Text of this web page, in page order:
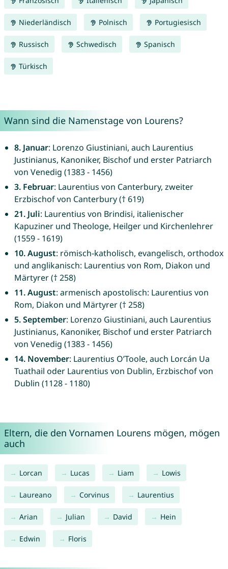
Niederländisch Polnisch Portugiesisch
Russisch Schwedisch Spanisch
Türkisch
Wann sind die Namenstage von Lourens?
8. Januar: Lorenzo Giustiniani, auch Laurentius
Justinianus, Kanoniker, Bischof und erster Patriarch
von Venedig (1383 - 1456)
3. Februar: Laurentius von Canterbury, zweiter
Erzbischof von Canterbury († 619)
21. Juli: Laurentius von Brindisi, italienischer
Kapuziner und Theologe, Heilger und Kirchenlehrer
(1559 - 1619)
10. August: römisch-katholisch, evangelisch, orthodox
und anglikanisch: Laurentius von Rom, Diakon und
Märtyrer († 258)
11. August: armenisch apostolisch: Laurentius von
Rom, Diakon und Märtyrer († 258)
5. September: Lorenzo Giustiniani, auch Laurentius
Justinianus, Kanoniker, Bischof und erster Patriarch
von Venedig (1383 - 1456)
14. November: Laurentius O’Toole, auch Lorcán Ua
Tuathail oder Laurentius von Dublin, Erzbischof von
Dublin (1128 - 1180)
Eltern, die den Vornamen Lourens mögen, mögen
auch
Lorcan Lucas Liam Lowis
Laureano Corvinus Laurentius
Arian Julian David Hein
Edwin Floris